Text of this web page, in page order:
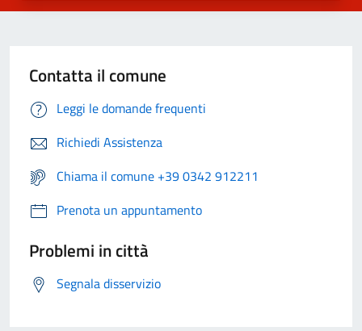
Contatta il comune
Leggi le domande frequenti
Richiedi Assistenza
Chiama il comune +39 0342 912211
Prenota un appuntamento
Problemi in città
Segnala disservizio